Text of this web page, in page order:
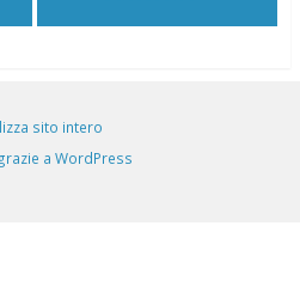
sito intero
a WordPress